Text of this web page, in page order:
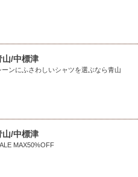
山/中標津
ーンにふさわしいシャツを選ぶなら青山
山/中標津
MAX50%OFF